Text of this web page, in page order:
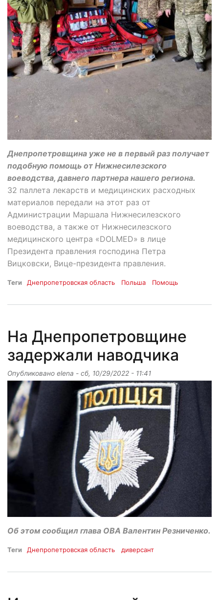
Днепропетровщина уже не в первый раз получает
подобную помощь от Нижнесилезского
воеводства, давнего партнера нашего региона.
32 паллета лекарств и медицинских расходных
материалов передали на этот раз от
Администрации Маршала Нижнесилезского
воеводства, а также от Нижнесилезского
медицинского центра «DOLMED» в лице
Президента правления господина Петра
Вицковски, Вице-президента правления.
Теги Днепропетровская область Польша Помощь
На Днепропетровщине
задержали наводчика
Опубликовано elena - сб, 10/29/2022 - 11:41
Об этом сообщил глава ОВА Валентин Резниченко.
Теги Днепропетровская область диверсант